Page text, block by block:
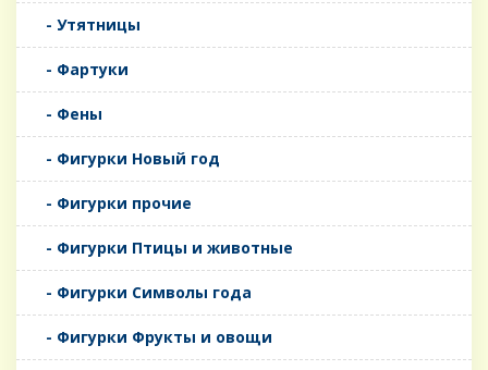
- Утятницы
- Фартуки
- Фены
- Фигурки Новый год
- Фигурки прочие
- Фигурки Птицы и животные
- Фигурки Символы года
- Фигурки Фрукты и овощи